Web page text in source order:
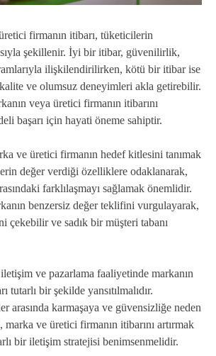
firmanın itibarı, tüketicilerin
şekillenir. İyi bir itibar, güvenilirlik,
ilişkilendirilirken, kötü bir itibar ise
ve olumsuz deneyimleri akla getirebilir.
veya üretici firmanın itibarını
başarı için hayati öneme sahiptir.
ve üretici firmanın hedef kitlesini tanımak
değer verdiği özelliklere odaklanarak,
farklılaşmayı sağlamak önemlidir.
benzersiz değer teklifini vurgulayarak,
çekebilir ve sadık bir müşteri tabanı
ve pazarlama faaliyetinde markanın
tutarlı bir şekilde yansıtılmalıdır.
arasında karmaşaya ve güvensizliğe neden
ve üretici firmanın itibarını artırmak
bir iletişim stratejisi benimsenmelidir.